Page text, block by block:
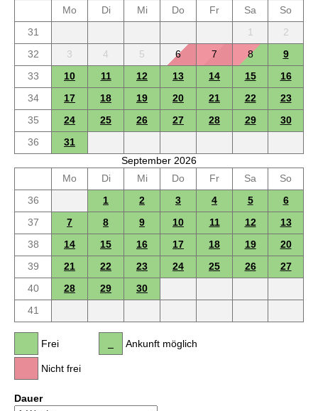
Mo
Di Mi Do Fr Sa
So
31
1
2
32
3 4 5 6 7 8
9
33
10 11 12 13 14 15
16
34
17 18 19 20 21 22
23
35
24 25 26 27 28 29
30
36
31
September 2026
Mo
Di Mi Do Fr Sa
So
36
1 2 3 4 5
6
37
7 8 9 10 11 12
13
38
14 15 16 17 18 19
20
39
21 22 23 24 25 26
27
40
28 29
30
41
Frei
Nicht frei
Ankunft möglich
Dauer